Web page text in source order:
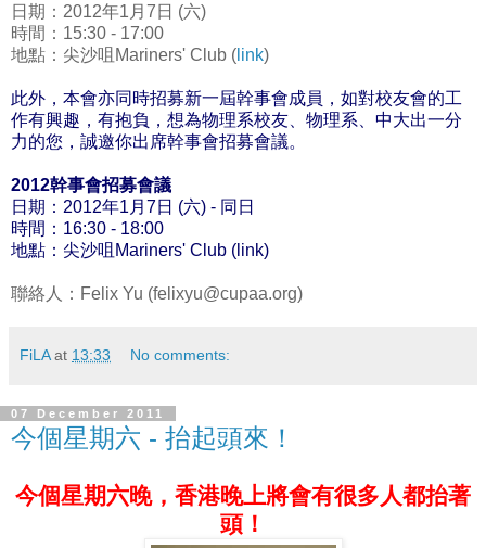
日期：2012年1月7日 (六)
時間：15:30 - 17:00
地點：尖沙咀Mariners' Club ( link)
此外，本會亦同時招募新一屆幹事會成員，如對校友會的工
作有興趣，有抱負，想為物理系校友、物理系、中大出一分
力的您，誠邀你出席幹事會招募會議。
2012幹事會招募會議
日期：2012年1月7日 (六) - 同日
時間：16:30 - 18:00
地點：尖沙咀Mariners' Club ( link)
聯絡人：Felix Yu (felixyu@cupaa.org)
FiLA at 13:33 No comments:
07 December 2011
今個星期六 - 抬起頭來！
今個星期六晚，香港晚上將會有很多人都抬著
頭！